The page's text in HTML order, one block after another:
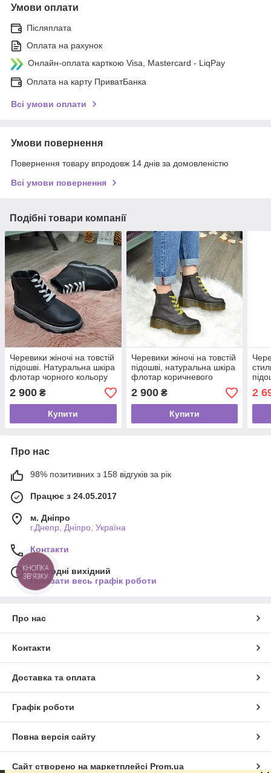
Умови оплати
Післяплата
Оплата на рахунок
Онлайн-оплата карткою Visa, Mastercard - LiqPay
Оплата на карту ПриватБанка
Всі умови оплати
Умови повернення
Повернення товару впродовж 14 днів за домовленістю
Всі умови повернення
Подібні товари компанії
Черевики жіночі на товстій
підошві. Натуральна шкіра
флотар чорного кольору
2 900 ₴
Купити
Черевики жіночі на товстій
підошві, натуральна шкіра
флотар коричневого
кольору
2 900₴
Купити
37
2
Про нас
98% позитивних з 158 відгуків за рік
Працює з 24.05.2017
м. Дніпро
г.Днепр, Дніпро, Україна
Контакти
Сьогодні вихідний
Показати весь графік роботи
Про нас
Контакти
Доставка та оплата
Графік роботи
Повна версія сайту
Сайт створено на маркетплейсі Prom.ua